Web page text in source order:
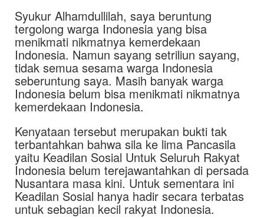
Syukur Alhamdullilah, saya beruntung
tergolong warga Indonesia yang bisa
menikmati nikmatnya kemerdekaan
Indonesia. Namun sayang setriliun sayang,
tidak semua sesama warga Indonesia
seberuntung saya. Masih banyak warga
Indonesia belum bisa menikmati nikmatnya
kemerdekaan Indonesia.
Kenyataan tersebut merupakan bukti tak
terbantahkan bahwa sila ke lima Pancasila
yaitu Keadilan Sosial Untuk Seluruh Rakyat
Indonesia belum terejawantahkan di persada
Nusantara masa kini. Untuk sementara ini
Keadilan Sosial hanya hadir secara terbatas
untuk sebagian kecil rakyat Indonesia.